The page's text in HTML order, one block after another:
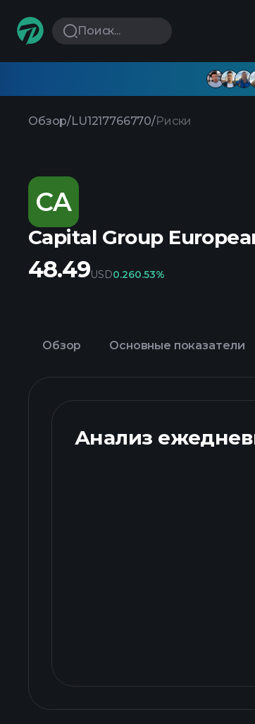
Поиск...
Обзор/LU1217766770/Риски
CA
Capital Group
48.49USD0.260.53%
Обзор Основные показатели
Анализ